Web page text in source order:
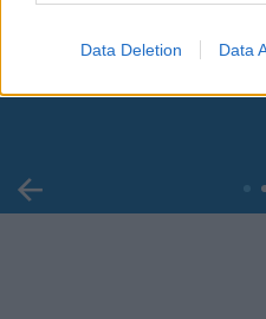
Data Deletion Data
Leonardo Maria Del